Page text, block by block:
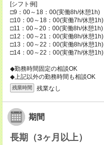
[シフト例]
□9：00～18：00(実働8h/休憩1h)
□10：00～18：00(実働7h/休憩1h)
□11：00～20：00(実働8h/休憩1h)
□12：00～21：00(実働8h/休憩1h)
□13：00～22：00(実働8h/休憩1h)
□14：00～22：00(実働7h/休憩1h)
◆勤務時間固定の相談OK
◆上記以外の勤務時間も相談OK
残業時間 残業なし
期間
長期（3ヶ月以上）